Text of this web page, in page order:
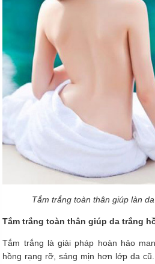
Tắm trắng toàn thân giúp làn
Tắm trắng toàn thân giúp da trắng
Tắm trắng là giải pháp hoàn hảo
hồng rạng rỡ, sáng mịn hơn lớp da